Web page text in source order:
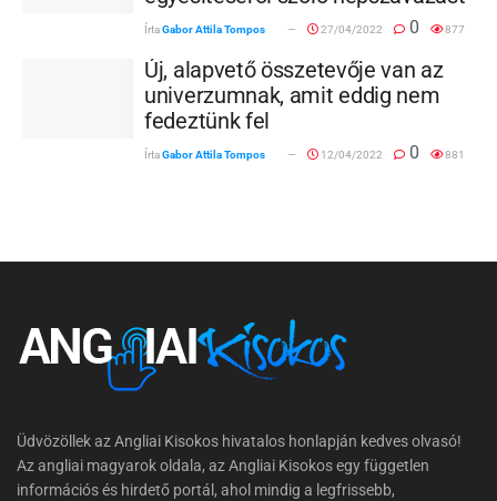
ÍrtaGabor Attila Tompos 27/04/2022 0 877
Új, alapvető összetevője van az
univerzumnak, amit eddig nem
fedeztünk fel
ÍrtaGabor Attila Tompos 12/04/2022 0 881
Üdvözöllek az Angliai Kisokos hivatalos honlapján kedves olvasó!
Az angliai magyarok oldala, az Angliai Kisokos egy független
információs és hirdető portál, ahol mindig a legfrissebb,